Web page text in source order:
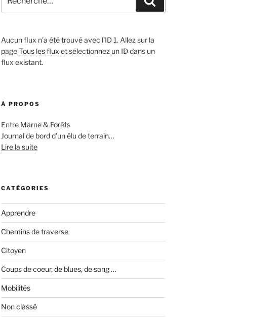
pour
:
Aucun flux n’a été trouvé avec l’ID 1. Allez sur la
pageTous les flux et sélectionnez un ID dans un
flux existant.
À PROPOS
Entre Marne & Forêts
Journal de bord d’un élu de terrain…
Lire la suite
CATÉGORIES
Apprendre
Chemins de traverse
Citoyen
Coups de coeur, de blues, de sang …
Mobilités
Non classé